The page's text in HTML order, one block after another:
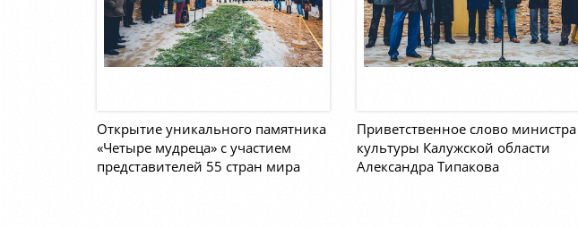
Открытие уникального памятника
«Четыре мудреца» с участием
представителей 55 стран мира
Приветственное слово министра
культуры Калужской области
Александра Типакова